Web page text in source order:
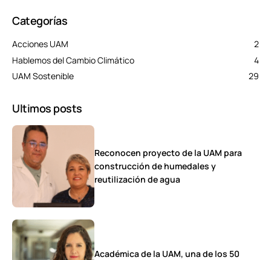
Categorías
Acciones UAM
2
Hablemos del Cambio Climático
4
UAM Sostenible
29
Ultimos posts
Reconocen proyecto de la UAM para
construcción de humedales y
reutilización de agua
Académica de la UAM, una de los 50